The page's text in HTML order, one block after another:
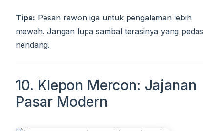
Tips: Pesan rawon iga untuk pengalaman lebih
mewah. Jangan lupa sambal terasinya yang pedas
nendang.
10. Klepon Mercon: Jajanan
Pasar Modern